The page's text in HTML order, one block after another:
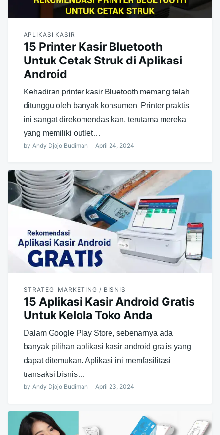
APLIKASI KASIR
15 Printer Kasir Bluetooth
Untuk Cetak Struk di Aplikasi
Android
Kehadiran printer kasir Bluetooth memang telah
ditunggu oleh banyak konsumen. Printer praktis
ini sangat direkomendasikan, terutama mereka
yang memiliki outlet…
by Andy Djojo Budiman April 24, 2024
STRATEGI MARKETING / BISNIS
15 Aplikasi Kasir Android Gratis
Untuk Kelola Toko Anda
Dalam Google Play Store, sebenarnya ada
banyak pilihan aplikasi kasir android gratis yang
dapat ditemukan. Aplikasi ini memfasilitasi
transaksi bisnis…
by Andy Djojo Budiman April 23, 2024